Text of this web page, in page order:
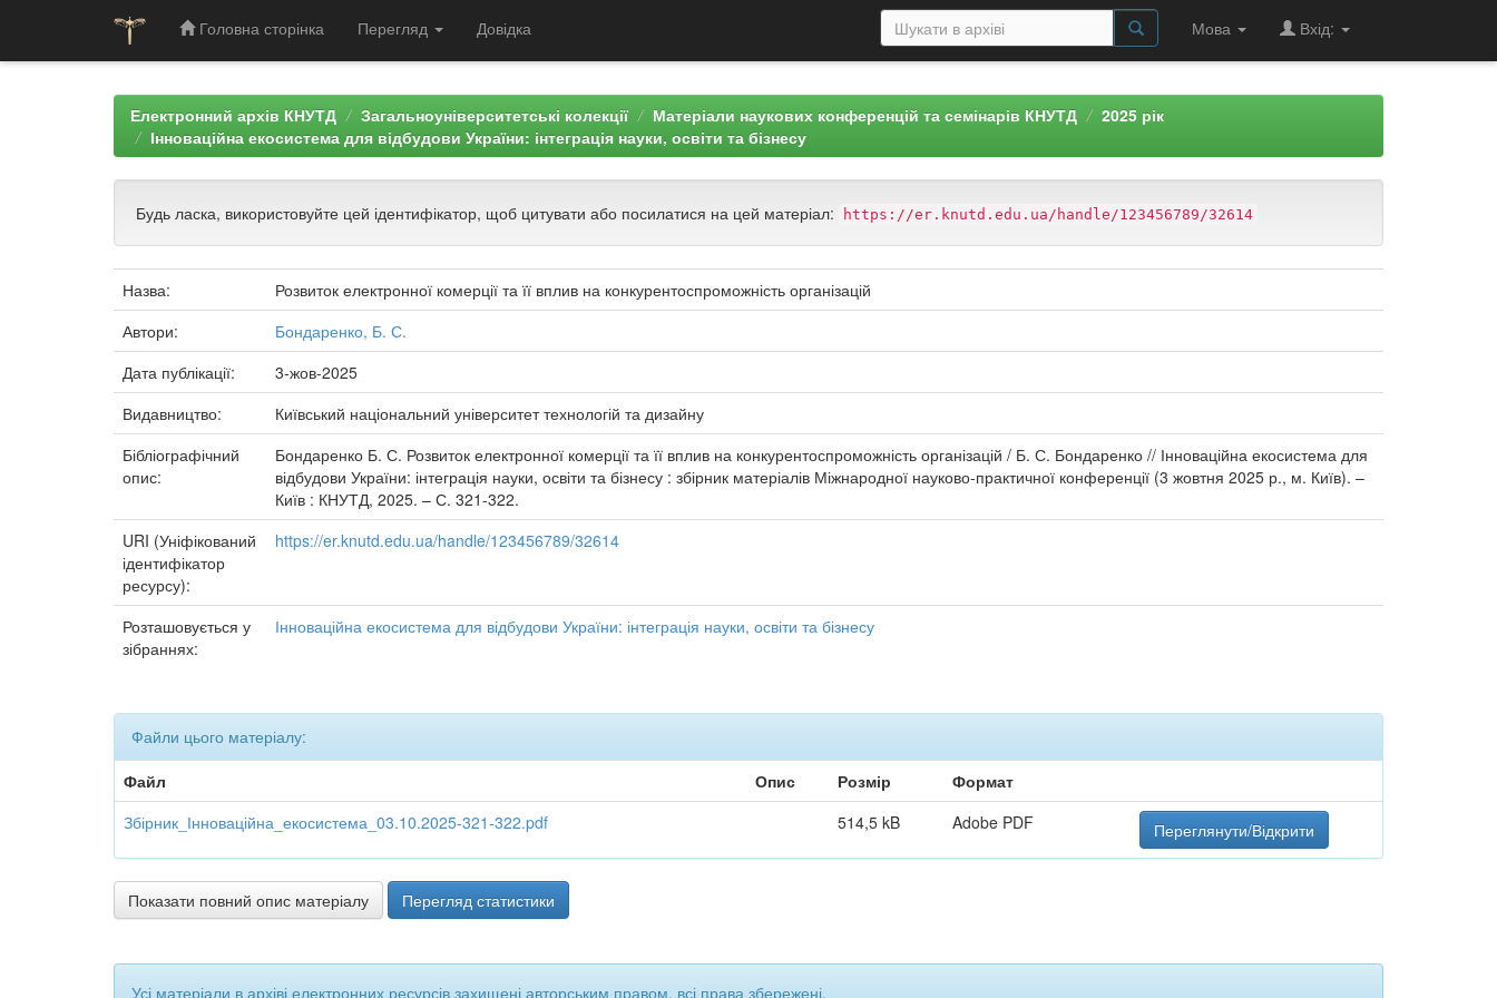
Головна сторінка Перегляд Довідка Мова Вхід:
Електронний архів КНУТД Загальноуніверситетські колекції Матеріали наукових конференцій та семінарів КНУТД
2025 рік
Інноваційна екосистема для відбудови України: інтеграція науки, освіти та бізнесу
Будь ласка, використовуйте цей ідентифікатор, щоб цитувати або посилатися на цей матеріал: https://er.knutd.edu.ua/handle/123456789/32614
Назва:
Розвиток електронної комерції та її вплив на конкурентоспроможність організацій
Автори:
Бондаренко, Б. С.
Дата публікації:
3-жов-2025
Видавництво:
Київський національний університет технологій та дизайну
Бібліографічний
опис:
Бондаренко Б. С. Розвиток електронної комерції та її вплив на конкурентоспроможність організацій / Б. С. Бондаренко // Інноваційна екосистема для
відбудови України: інтеграція науки, освіти та бізнесу : збірник матеріалів Міжнародної науково-практичної конференції (3 жовтня 2025 р., м. Київ). –
Київ : КНУТД, 2025. – С. 321-322.
URI (Уніфікований
ідентифікатор
ресурсу):
https://er.knutd.edu.ua/handle/123456789/32614
Розташовується у
зібраннях:
Інноваційна екосистема для відбудови України: інтеграція науки, освіти та бізнесу
Файли цього матеріалу:
Файл
Опис Розмір
Формат
Збірник_Інноваційна_екосистема_03.10.2025-321-322.pdf
514,5 kB Adobe PDF Переглянути/Відкрити
Показати повний опис матеріалу Перегляд статистики
Усі матеріали в архіві електронних ресурсів захищені авторським правом, всі права збережені.